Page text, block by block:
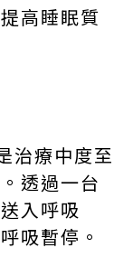
高睡眠質
治療中度至
透過一台
入呼吸
吸暫停。